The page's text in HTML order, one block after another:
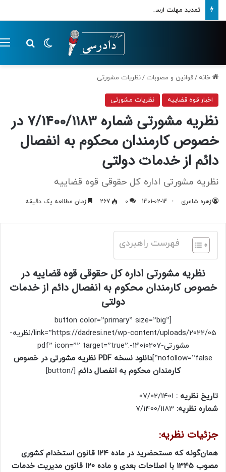
تمدید مهلت ارسال اظهارنامه‌های مالیاتی تا پایان تابستان 1405
تغییر پوسته
خانه /قوانین و مصوبات /نظریات مشورتی
اخبار قوه قضاییه نظریات مشورتی
نظریه مشورتی شماره 7/1400/1183 در
خصوص کارمندان محکوم به انفصال
دائم از خدمات دولتی
نظریه مشورتی اداره کل حقوقی قوه قضاییه
زهره شاعری 1401-02-14
0
267 زمان مطالعه یک دقیقه
فهرست راهبردی
نظریه مشورتی اداره کل حقوقی قوه قضاییه در
خصوص کارمندان محکوم به انفصال دائم از خدمات
دولتی
[button color=”primary” size=”big”
link=”https://dadresi.net/wp-content/uploads/2022/05/نظریه-
مشورتی-14010207-.pdf” icon=”” target=”true”
nofollow=”false”]
دانلود نسخه PDF نظریه مشورتی در خصوص
کارمندان محکوم به انفصال دائم [/button]
تاریخ نظریه :
شماره نظریه:
جزئیات نظریه:
همان‌گونه که مستحضرید در ماده 124 قانون استخدام کشوری
مصوب 1345 با اصلاحات بعدی و ماده 120 قانون مدیریت خدمات